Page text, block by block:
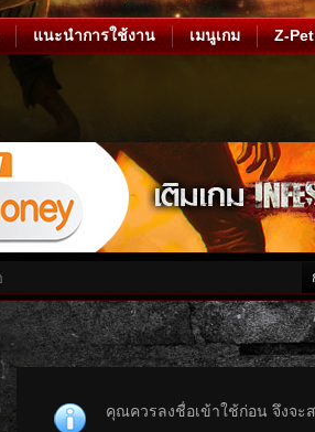
แนะนำการใช้งาน เมนูเกม Z-Pet
คุณควรลงชื่อเข้าใช้ก่อน จึงจะ